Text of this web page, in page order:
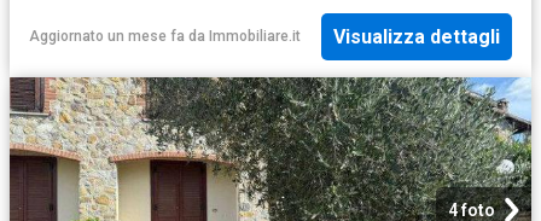
Aggiornato un mese fa da Immobiliare.it Visualizza dettagli
4 foto